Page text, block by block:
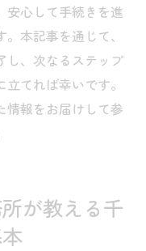
安心して手続きを進
本記事を通じて、
し、次なるステップ
てれば幸いです。
情報をお届けして参
が教える千